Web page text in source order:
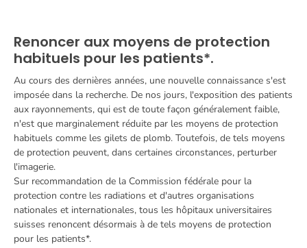
Renoncer aux moyens de protection
habituels pour les patients*.
Au cours des dernières années, une nouvelle connaissance s'est
imposée dans la recherche. De nos jours, l'exposition des patients
aux rayonnements, qui est de toute façon généralement faible,
n'est que marginalement réduite par les moyens de protection
habituels comme les gilets de plomb. Toutefois, de tels moyens
de protection peuvent, dans certaines circonstances, perturber
l'imagerie.
Sur recommandation de la Commission fédérale pour la
protection contre les radiations et d'autres organisations
nationales et internationales, tous les hôpitaux universitaires
suisses renoncent désormais à de tels moyens de protection
pour les patients*.